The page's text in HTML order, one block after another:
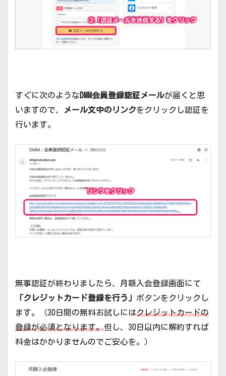
すぐに次のようなDMM会員登録認証メールが届くと思
いますので、
メール文中のリンクをクリックし認証を
行います。
無事認証が終わりましたら、月額入会登録画面にて
「クレジットカード登録を行う」 ボタンをクリックし
ます。（30日間の無料お試しにはクレジットカードの
登録が必須となります。但し、30日以内に解約すれば
料金はかかりませんのでご安心を。）